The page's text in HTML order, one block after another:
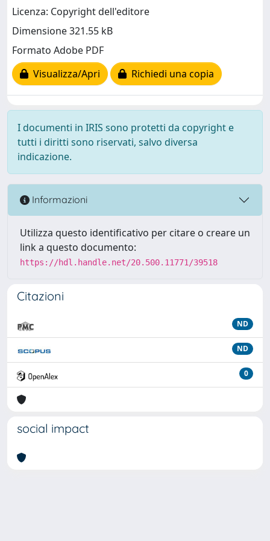
Licenza: Copyright dell'editore
Dimensione 321.55 kB
Formato Adobe PDF
Visualizza/Apri
Richiedi una copia
I documenti in IRIS sono protetti da copyright e
tutti i diritti sono riservati, salvo diversa
indicazione.
Informazioni
Utilizza questo identificativo per citare o creare un
link a questo documento:
https://hdl.handle.net/20.500.11771/39518
Citazioni
ND
ND
0
social impact